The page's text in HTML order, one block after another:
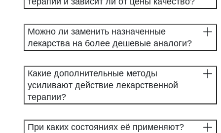
Можно ли заменить назначенные
лекарства на более дешевые аналоги?
Какие дополнительные методы
усиливают действие лекарственной
терапии?
При каких состояниях её применяют?